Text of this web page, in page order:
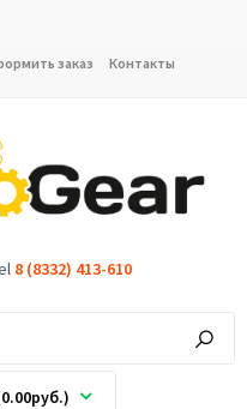
заказ Контакты
8 (8332) 413-610